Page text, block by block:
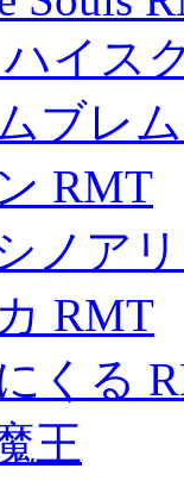
イス
ブレ
RMT
ノア
RMT
くる
王